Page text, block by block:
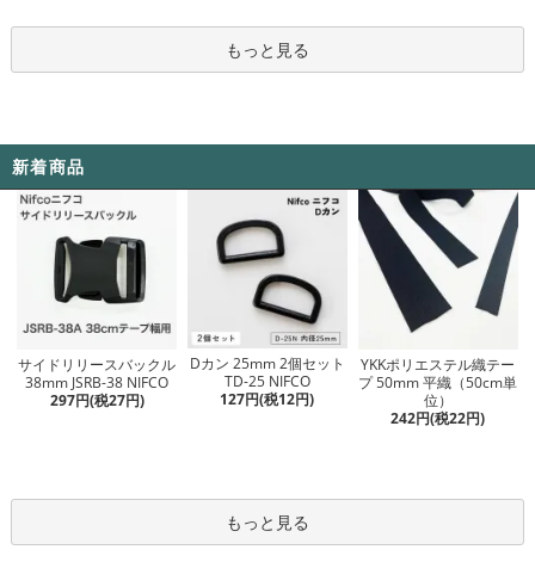
もっと見る
新着商品
サイドリリースバックル
38mm JSRB-38 NIFCO
297円(税27円)
Dカン 25mm 2個セット
TD-25 NIFCO
127円(税12円)
YKKポリエステル織テー
プ 50mm 平織（50cm単
位）
242円(税22円)
もっと見る